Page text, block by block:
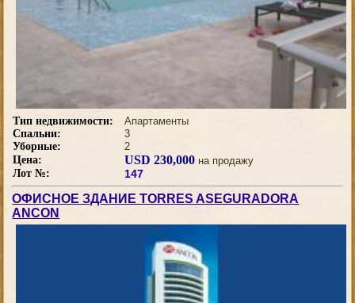
Тип недвижимости:
Апартаменты
Спальни:
3
Уборные:
2
Цена:
USD 230,000 на продажу
Лот №:
147
ОФИСНОЕ ЗДАНИЕ TORRES ASEGURADORA
ANCON